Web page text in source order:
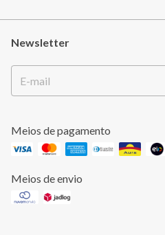
Newsletter
Meios de pagamento
Meios de envio